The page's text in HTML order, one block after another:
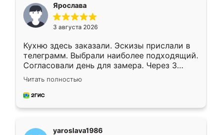
Ярослава
3 августа 2026
Кухню здесь заказали. Эскизы прислали в
телеграмм. Выбрали наиболее подходящий.
Согласовали день для замера. Через 3
недели кухня была уже готова. Остались
довольны работой. Спасибо Ренессанс
мебель за качественную работу!
Читать полностью
yaroslava1986